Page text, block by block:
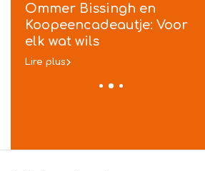
Ommer Bissingh en
Koopeencadeautje: Voor
elk wat wils
Lire plus